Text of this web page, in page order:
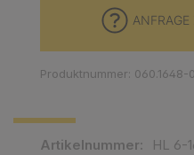
Artikelnummer:
HL 6-
Produktnummer: 060.1648-